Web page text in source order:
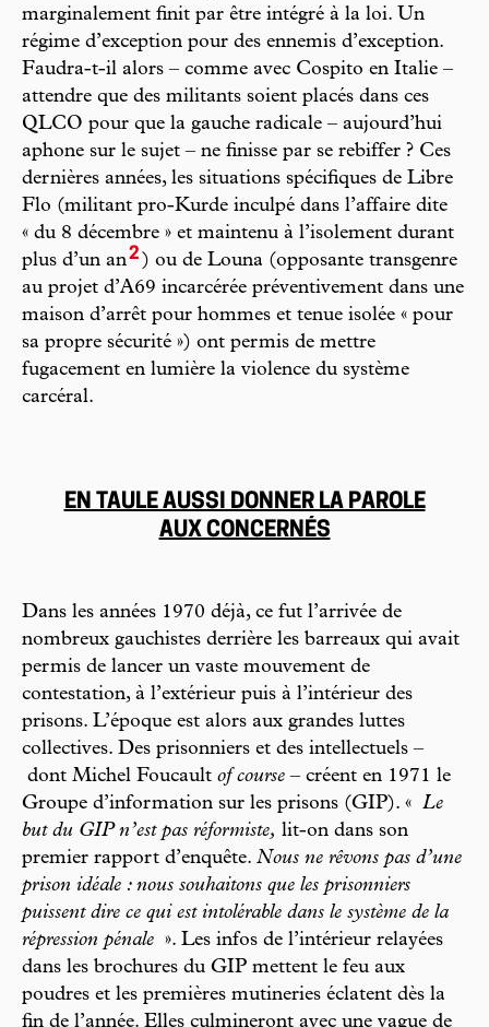
marginalement finit par être intégré à la loi. Un
régime d’exception pour des ennemis d’exception.
Faudra-t-il alors – comme avec Cospito en Italie –
attendre que des militants soient placés dans ces
QLCO pour que la gauche radicale – aujourd’hui
aphone sur le sujet – ne finisse par se rebiffer ? Ces
dernières années, les situations spécifiques de Libre
Flo (militant pro-Kurde inculpé dans l’affaire dite
« du 8 décembre » et maintenu à l’isolement durant
plus d’un an2 ) ou de Louna (opposante transgenre
au projet d’A69 incarcérée préventivement dans une
maison d’arrêt pour hommes et tenue isolée « pour
sa propre sécurité ») ont permis de mettre
fugacement en lumière la violence du système
carcéral.
EN TAULE AUSSI DONNER LA PAROLE
AUX CONCERNÉS
Dans les années 1970 déjà, ce fut l’arrivée de
nombreux gauchistes derrière les barreaux qui avait
permis de lancer un vaste mouvement de
contestation, à l’extérieur puis à l’intérieur des
prisons. L’époque est alors aux grandes luttes
collectives. Des prisonniers et des intellectuels –
dont Michel Foucault of course – créent en 1971 le
Groupe d’information sur les prisons (GIP). « Le
but du GIP n’est pas réformiste, lit-on dans son
premier rapport d’enquête. Nous ne rêvons pas d’une
prison idéale : nous souhaitons que les prisonniers
puissent dire ce qui est intolérable dans le système de la
répression pénale ». Les infos de l’intérieur relayées
dans les brochures du GIP mettent le feu aux
poudres et les premières mutineries éclatent dès la
fin de l’année. Elles culmineront avec une vague de